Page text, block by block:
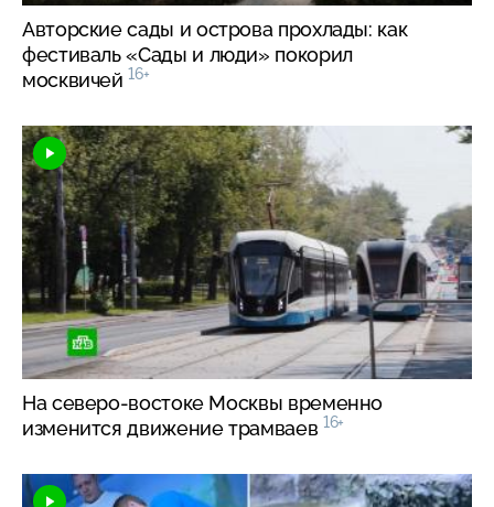
Авторские сады и острова прохлады: как
фестиваль «Сады и люди» покорил
москвичей 16+
На северо-востокеМосквы временно
изменится движение трамваев 16+